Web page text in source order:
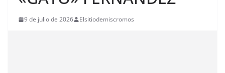
9 de julio de 2026 Elsitiodemiscromos